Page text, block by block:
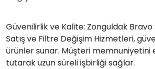
Güvenilirlik ve Kalite: Zonguldak Bravo
Satış ve Filtre Değişim Hizmetleri,
ürünler sunar. Müşteri memnuniyetini
tutarak uzun süreli işbirliği sağlar.